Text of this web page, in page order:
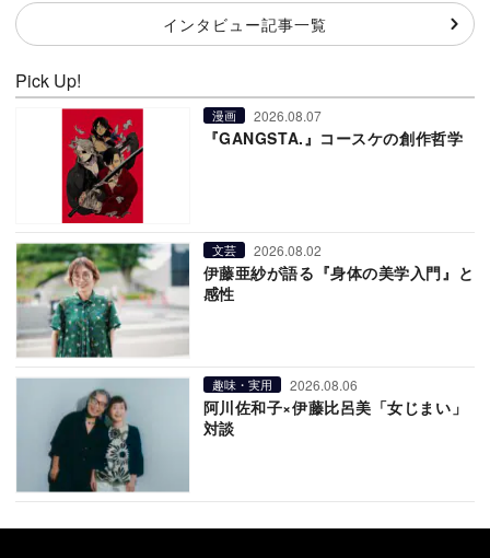
インタビュー記事一覧
Pick Up!
漫画 2026.08.07
『GANGSTA.』コースケの創作哲学
文芸 2026.08.02
伊藤亜紗が語る『身体の美学入門』と
感性
趣味・実用 2026.08.06
阿川佐和子×伊藤比呂美「女じまい」
対談